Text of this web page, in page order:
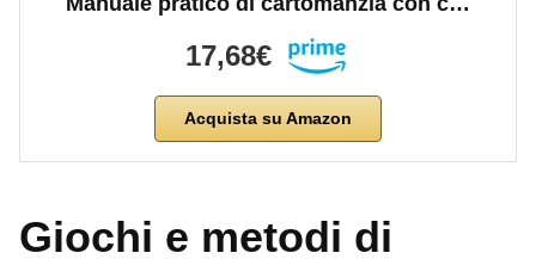
17,68€
Acquista su Amazon
Giochi e metodi di